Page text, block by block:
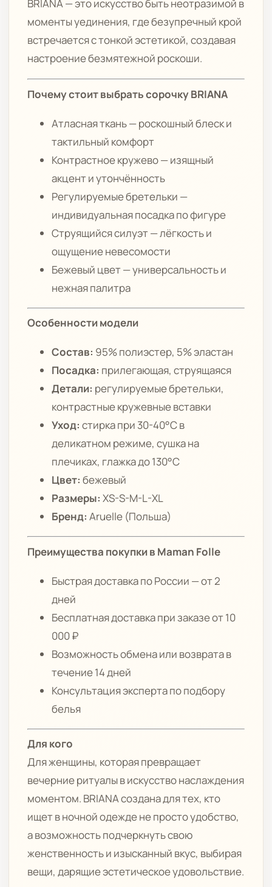
BRIANA — это искусство быть неотразимой в
моменты уединения, где безупречный крой
встречается с тонкой эстетикой, создавая
настроение безмятежной роскоши.
Почему стоит выбрать сорочку BRIANA
Атласная ткань — роскошный блеск и
тактильный комфорт
Контрастное кружево — изящный
акцент и утончённость
Регулируемые бретельки —
индивидуальная посадка по фигуре
Струящийся силуэт — лёгкость и
ощущение невесомости
Бежевый цвет — универсальность и
нежная палитра
Особенности модели
Состав: 95% полиэстер, 5% эластан
Посадка: прилегающая, струящаяся
Детали: регулируемые бретельки,
контрастные кружевные вставки
Уход: стирка при 30-40°C в
деликатном режиме, сушка на
плечиках, глажка до 130°C
Цвет: бежевый
Размеры: XS-S-M-L-XL
Бренд: Aruelle (Польша)
Преимущества покупки в Maman Folle
Быстрая доставка по России — от 2
дней
Бесплатная доставка при заказе от 10
000 ₽
Возможность обмена или возврата в
течение 14 дней
Консультация эксперта по подбору
белья
Для кого
Для женщины, которая превращает
вечерние ритуалы в искусство наслаждения
моментом. BRIANA создана для тех, кто
ищет в ночной одежде не просто удобство,
а возможность подчеркнуть свою
женственность и изысканный вкус, выбирая
вещи, дарящие эстетическое удовольствие.